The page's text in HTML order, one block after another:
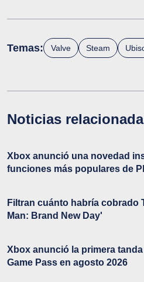
Temas: Valve Steam
Noticias
Xbox anunció una novedad
funciones más populares de
Filtran cuánto habría cobrado
Man: Brand New Day'
Xbox anunció la primera
Game Pass en agosto 2026